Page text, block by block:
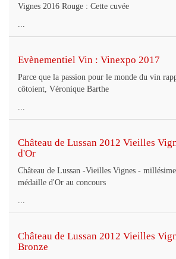
Vignes 2016 Rouge : Cette cuvée
...
Evènementiel Vin : Vinexpo 2017
Parce que la passion pour le monde du vin
côtoient, Véronique Barthe
...
Château de Lussan 2012 Vieilles
d'Or
Château de Lussan -Vieilles Vignes -
médaille d'Or au concours
...
Château de Lussan 2012 Vieilles
Bronze